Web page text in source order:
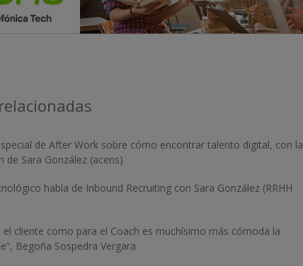
de After Work sobre cómo encontrar talento digital, con la
de Sara González (acens)
habla de Inbound Recruiting con Sara González (RRHH
el cliente como para el Coach es muchísimo más cómoda la
Begoña Sospedra Vergara